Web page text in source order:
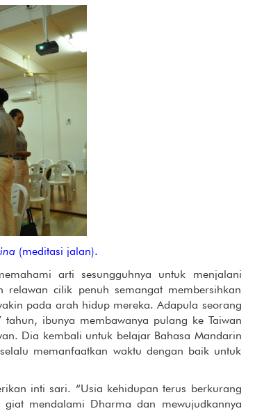
(meditasi jalan).
arti sesungguhnya untuk menjalani
cilik penuh semangat membersihkan
pada arah hidup mereka. Adapula seorang
ibunya membawanya pulang ke Taiwan
Dia kembali untuk belajar Bahasa Mandarin
memanfaatkan waktu dengan baik untuk
inti sari. “Usia kehidupan terus berkurang
mendalami Dharma dan mewujudkannya